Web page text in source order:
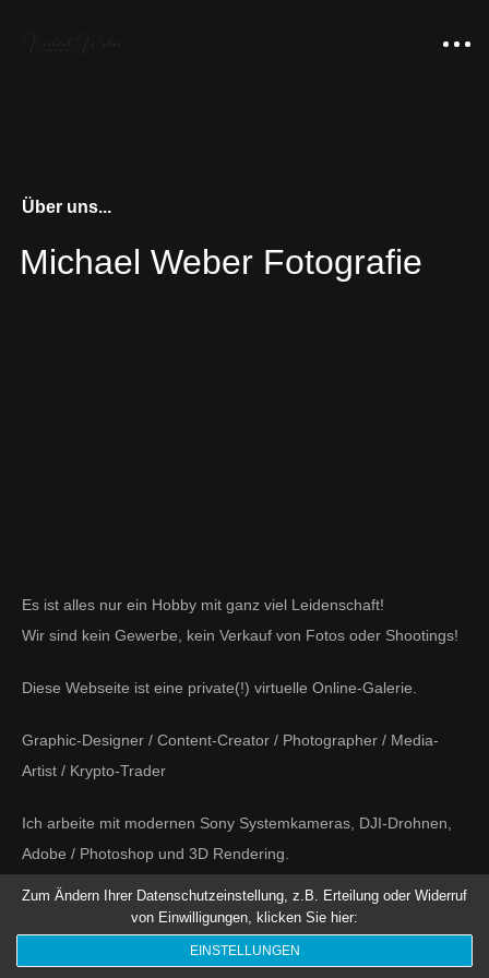
Datenschutz
Impressum
Über uns...
Michael Weber Fotografie
Es ist alles nur ein Hobby mit ganz viel Leidenschaft!
Wir sind kein Gewerbe, kein Verkauf von Fotos oder Shootings!
Diese Webseite ist eine private(!) virtuelle Online-Galerie.
Graphic-Designer / Content-Creator / Photographer / Media-
Artist / Krypto-Trader
Ich arbeite mit modernen Sony Systemkameras, DJI-Drohnen,
Adobe / Photoshop und 3D Rendering.
Michael Weber Fotografie und Fotoart ist eine virtuelle
Online-Galerie aus Fotografie, Photoshop-Kunst und 3D-
Rendering.
Zum Ändern Ihrer Datenschutzeinstellung, z.B. Erteilung oder Widerruf
von Einwilligungen, klicken Sie hier:
EINSTELLUNGEN